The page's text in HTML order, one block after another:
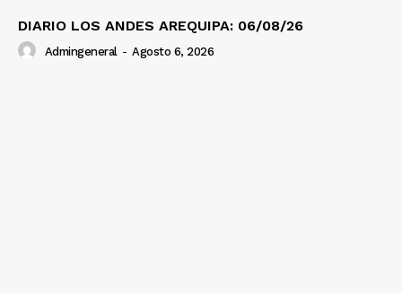
DIARIO LOS ANDES AREQUIPA: 06/08/26
Admingeneral - Agosto 6, 2026